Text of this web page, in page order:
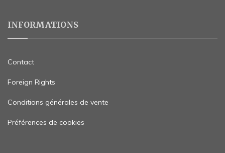
INFORMATIONS
Contact
Foreign Rights
Conditions générales de vente
Préférences de cookies